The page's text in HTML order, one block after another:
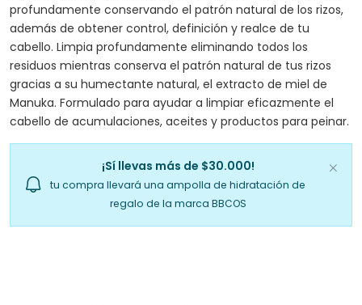
profundamente conservando el patrón natural de los rizos,
además de obtener control, definición y realce de tu
cabello. Limpia profundamente eliminando todos los
residuos mientras conserva el patrón natural de tus rizos
gracias a su humectante natural, el extracto de miel de
Manuka. Formulado para ayudar a limpiar eficazmente el
cabello de acumulaciones, aceites y productos para peinar.
¡Sí llevas más de $30.000!
tu compra llevará una ampolla de hidratación de
regalo de la marca BBCOS